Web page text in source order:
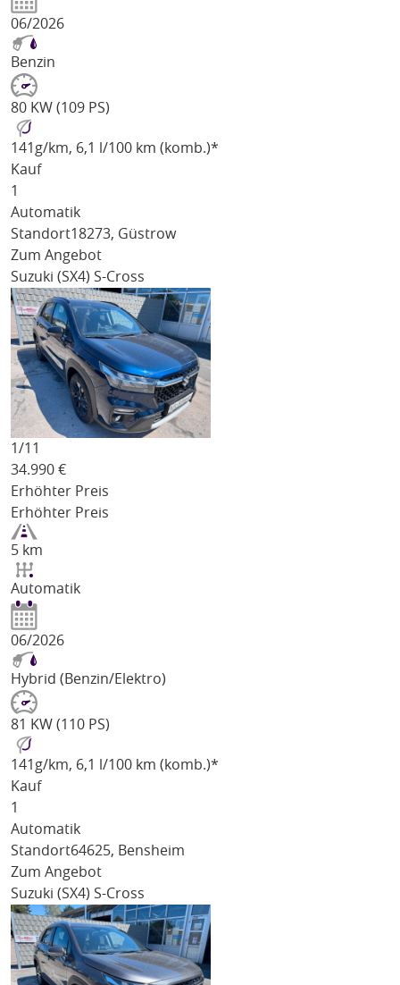
06/2026
Benzin
80 KW (109 PS)
141 g/km, 6,1 l/100 km (komb.)*
Kauf
1
Automatik
Standort18273, Güstrow
Zum Angebot
Suzuki (SX4) S-Cross
1/11
34.990 €
Erhöhter Preis
Erhöhter Preis
5 km
Automatik
06/2026
Hybrid (Benzin/Elektro)
81 KW (110 PS)
141 g/km, 6,1 l/100 km (komb.)*
Kauf
1
Automatik
Standort64625, Bensheim
Zum Angebot
Suzuki (SX4) S-Cross